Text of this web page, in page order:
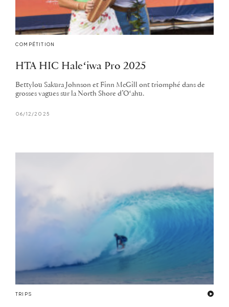
COMPÉTITION
HTA HIC Haleʻiwa Pro 2025
Bettylou Sakura Johnson et Finn McGill ont triomphé dans de
grosses vagues sur la North Shore d’Oʻahu.
06/12/2025
TRIPS